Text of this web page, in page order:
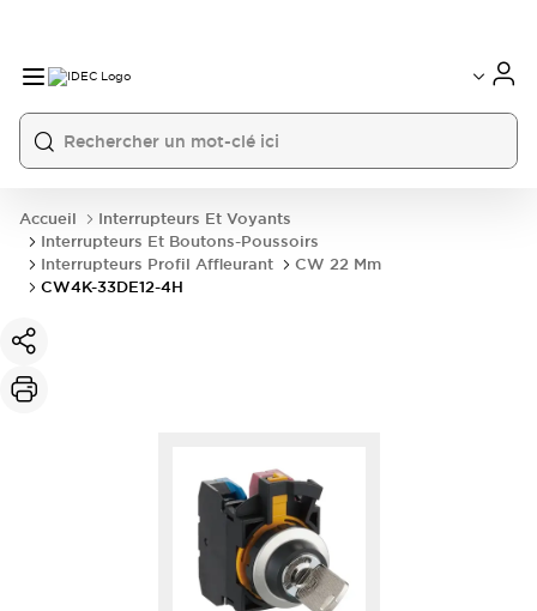
Accueil
Interrupteurs Et Voyants
Interrupteurs Et Boutons-Poussoirs
Interrupteurs Profil Affleurant
CW 22 Mm
CW4K-33DE12-4H